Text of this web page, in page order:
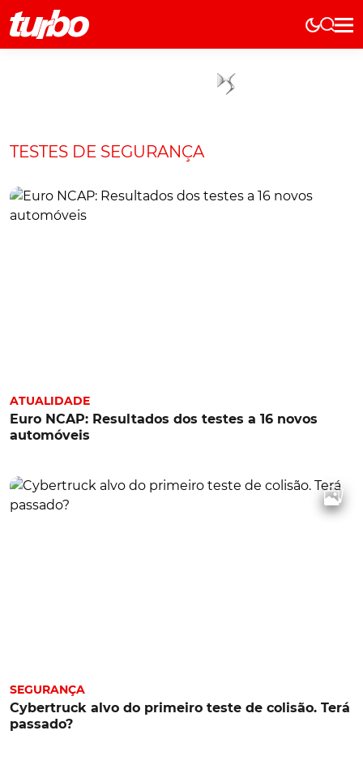
Elétricos
Testes
Comerciais
Curiosidades
TESTES DE SEGURANÇA
ATUALIDADE
Euro NCAP: Resultados dos testes a 16 novos
automóveis
SEGURANÇA
Cybertruck alvo do primeiro teste de colisão. Terá
passado?